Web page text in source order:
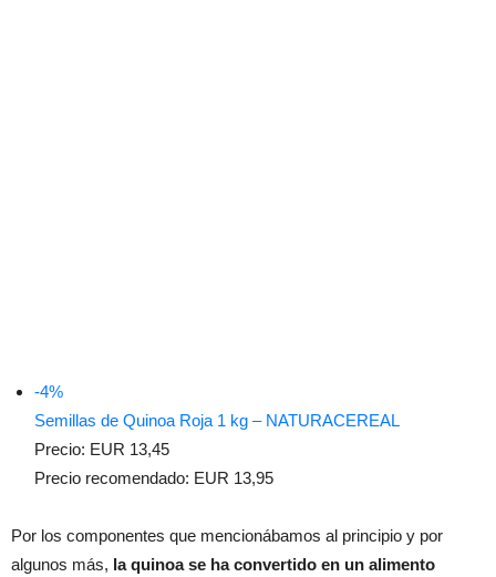
-4%
Semillas de Quinoa Roja 1 kg – NATURACEREAL
Precio: EUR 13,45
Precio recomendado: EUR 13,95
Por los componentes que mencionábamos al principio y por
algunos más, la quinoa se ha convertido en un alimento